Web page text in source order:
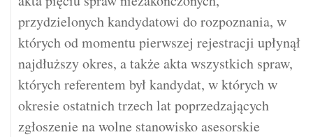
przydzielonych kandydatowi do rozpoznania, w
których od momentu pierwszej rejestracji upłynął
najdłuższy okres, a także akta wszystkich spraw,
których referentem był kandydat, w których w
okresie ostatnich trzech lat poprzedzających
zgłoszenie na wolne stanowisko asesorskie